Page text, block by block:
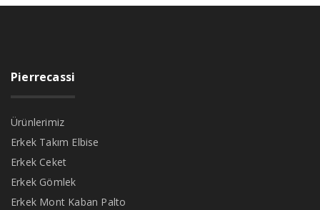
Pierrecassi
Ürünlerimiz
Erkek Takım Elbise
Erkek Ceket
Erkek Gömlek
Erkek Mont Kaban Palto